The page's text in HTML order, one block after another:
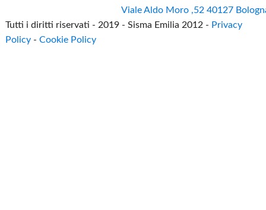
Viale Aldo Moro ,52 40127
Tutti i diritti riservati - 2019 - Sisma Emilia 2012 - Privacy
Policy -Cookie Policy